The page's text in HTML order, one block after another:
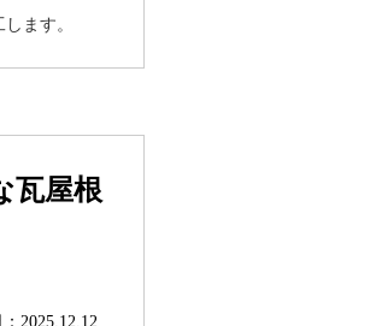
ます。
瓦屋根
2025.12.12